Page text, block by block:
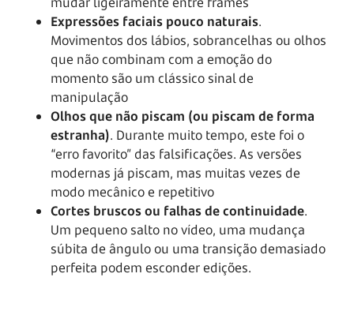
Expressões faciais pouco naturais.
Movimentos dos lábios, sobrancelhas ou olhos
que não combinam com a emoção do
momento são um clássico sinal de
manipulação
Olhos que não piscam (ou piscam de forma
estranha). Durante muito tempo, este foi o
“erro favorito” das falsificações. As versões
modernas já piscam, mas muitas vezes de
modo mecânico e repetitivo
Cortes bruscos ou falhas de continuidade.
Um pequeno salto no vídeo, uma mudança
súbita de ângulo ou uma transição demasiado
perfeita podem esconder edições.